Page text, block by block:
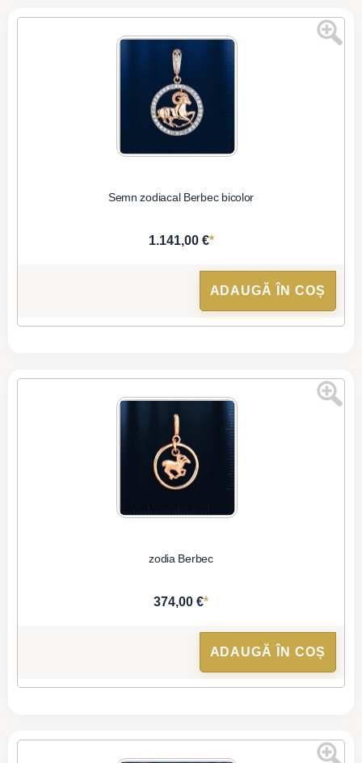
Semn zodiacal Berbec bicolor
1.141,00 €*
ADAUGĂ ÎN COȘ
zodia Berbec
374,00 €*
ADAUGĂ ÎN COȘ